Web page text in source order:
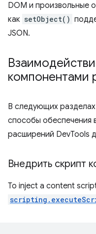
DOM и произвольные
как setObject()
JSON.
компонентами
В следующих
способы обеспечения
расширений DevTools
Внедрить скрипт
To inject a content